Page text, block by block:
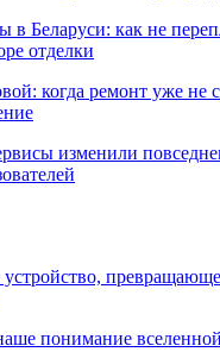
в Беларуси: как не
отделки
когда ремонт уже не
изменили
понимание вселенной